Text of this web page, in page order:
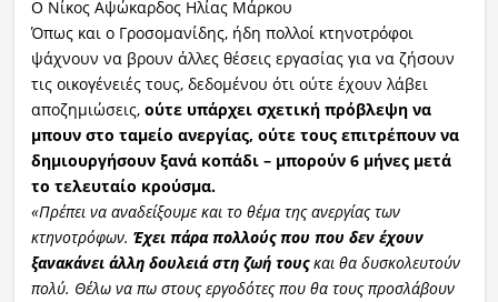
Ο Νίκος Αψώκαρδος Ηλίας Μάρκου
Όπως και ο Γροσομανίδης, ήδη πολλοί κτηνοτρόφοι
ψάχνουν να βρουν άλλες θέσεις εργασίας για να ζήσουν
τις οικογένειές τους, δεδομένου ότι ούτε έχουν λάβει
αποζημιώσεις, ούτε υπάρχει σχετική πρόβλεψη να
μπουν στο ταμείο ανεργίας, ούτε τους επιτρέπουν να
δημιουργήσουν ξανά κοπάδι – μπορούν 6 μήνες μετά
το τελευταίο κρούσμα.
«Πρέπει να αναδείξουμε και το θέμα της ανεργίας των
κτηνοτρόφων. Έχει πάρα πολλούς που που δεν έχουν
ξανακάνει άλλη δουλειά στη ζωή τουςκαι θα δυσκολευτούν
πολύ. Θέλω να πω στους εργοδότες που θα τους προσλάβουν